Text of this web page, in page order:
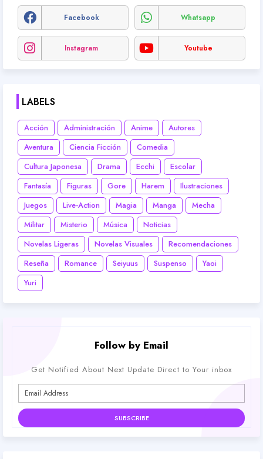
Facebook Whatsapp
Instagram Youtube
LABELS
Acción Administración Anime
Autores
Aventura
Ciencia Ficción
Comedia
Cultura Japonesa
Drama Ecchi
Escolar
Fantasía
Figuras Gore Harem
Ilustraciones
Juegos
Live-Action Magia Manga
Mecha
Militar
Misterio Música
Noticias
Novelas Ligeras
Novelas Visuales
Recomendaciones
Reseña
Romance Seiyuus Suspenso
Yaoi
Yuri
Follow by Email
Get Notified About Next Update Direct to Your inbox